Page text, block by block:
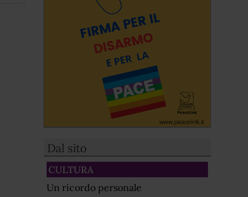
Dal sito
CULTURA
Un ricordo personale